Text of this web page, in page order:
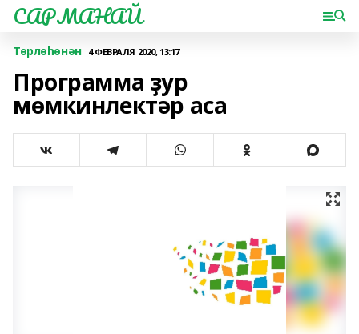
САРМАНАЙ
Төрлөһөнән 4 ФЕВРАЛЯ 2020, 13:17
Программа ҙур
мөмкинлектәр аса